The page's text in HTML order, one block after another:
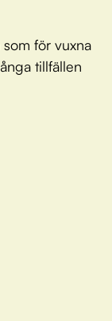
för vuxna
tillfällen